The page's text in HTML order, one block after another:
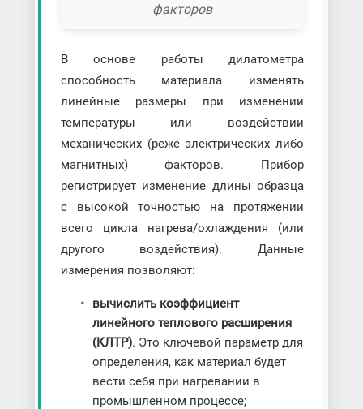
факторов
В основе работы дилатометра
способность материала изменять
линейные размеры при изменении
температуры или воздействии
механических (реже электрических либо
магнитных) факторов. Прибор
регистрирует изменение длины образца
с высокой точностью на протяжении
всего цикла нагрева/охлаждения (или
другого воздействия). Данные
измерения позволяют:
вычислить коэффициент
линейного теплового расширения
(КЛТР). Это ключевой параметр для
определения, как материал будет
вести себя при нагревании в
промышленном процессе;